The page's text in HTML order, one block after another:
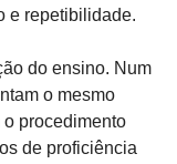
e repetibilidade.
do ensino. Num
o mesmo
procedimento
de proficiência